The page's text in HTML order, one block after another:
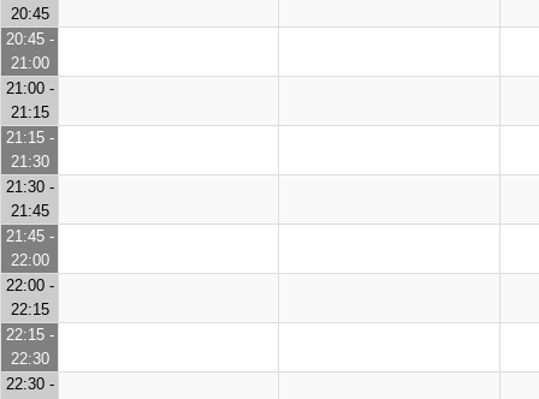
20:45
20:45 -
21:00
21:00 -
21:15
21:15 -
21:30
21:30 -
21:45
21:45 -
22:00
22:00 -
22:15
22:15 -
22:30
22:30 -